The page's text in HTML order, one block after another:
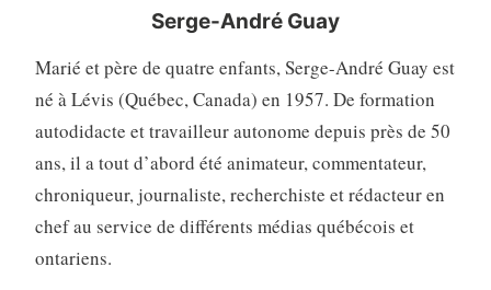
Serge-André Guay
Marié et père de quatre enfants, Serge-André Guay est
né à Lévis (Québec, Canada) en 1957. De formation
autodidacte et travailleur autonome depuis près de 50
ans, il a tout d’abord été animateur, commentateur,
chroniqueur, journaliste, recherchiste et rédacteur en
chef au service de différents médias québécois et
ontariens.